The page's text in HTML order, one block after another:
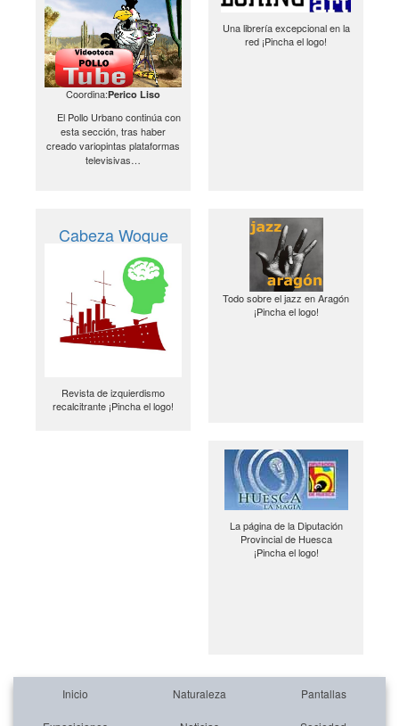
Coordina:Perico Liso
El Pollo Urbano continúa con
esta sección, tras haber
creado variopintas plataformas
televisivas…
Una librería excepcional en la
red ¡Pincha el logo!
Cabeza Woque
Revista de izquierdismo
recalcitrante ¡Pincha el logo!
Todo sobre el jazz en Aragón
¡Pincha el logo!
La página de la Diputación
Provincial de Huesca
¡Pincha el logo!
Inicio Naturaleza Pantallas